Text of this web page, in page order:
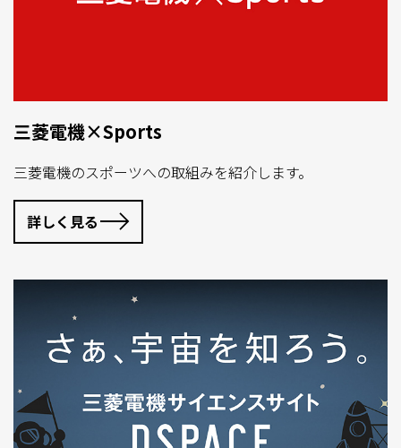
三菱電機×Sports
三菱電機のスポーツへの取組みを紹介します。
詳しく見る